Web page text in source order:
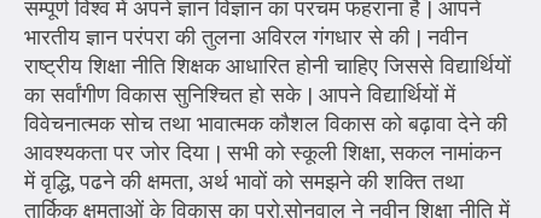
सम्पूर्ण विश्व में अपने ज्ञान विज्ञान का परचम फहराना है | आपने
भारतीय ज्ञान परंपरा की तुलना अविरल गंगधार से की | नवीन
राष्ट्रीय शिक्षा नीति शिक्षक आधारित होनी चाहिए जिससे विद्यार्थियों
का सर्वांगीण विकास सुनिश्चित हो सके | आपने विद्यार्थियों में
विवेचनात्मक सोच तथा भावात्मक कौशल विकास को बढ़ावा देने की
आवश्यकता पर जोर दिया | सभी को स्कूली शिक्षा, सकल नामांकन
में वृद्धि, पढने की क्षमता, अर्थ भावों को समझने की शक्ति तथा
तार्किक क्षमताओं के विकास का प्रो.सोनवाल ने नवीन शिक्षा नीति में